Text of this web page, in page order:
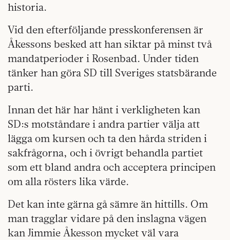
historia.
Vid den efterföljande presskonferensen är
Åkessons besked att han siktar på minst två
mandatperioder i Rosenbad. Under tiden
tänker han göra SD till Sveriges statsbärande
parti.
Innan det här har hänt i verkligheten kan
SD:s motståndare i andra partier välja att
lägga om kursen och ta den hårda striden i
sakfrågorna, och i övrigt behandla partiet
som ett bland andra och acceptera principen
om alla rösters lika värde.
Det kan inte gärna gå sämre än hittills. Om
man tragglar vidare på den inslagna vägen
kan Jimmie Åkesson mycket väl vara